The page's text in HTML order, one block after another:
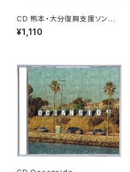
CD 熊本・大分復興支援ソングF
ROM LOVE
¥1,110